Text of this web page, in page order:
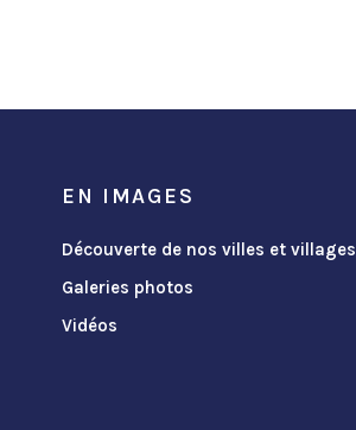
EN IMAGES
Découverte de nos villes et villages
Galeries photos
Vidéos